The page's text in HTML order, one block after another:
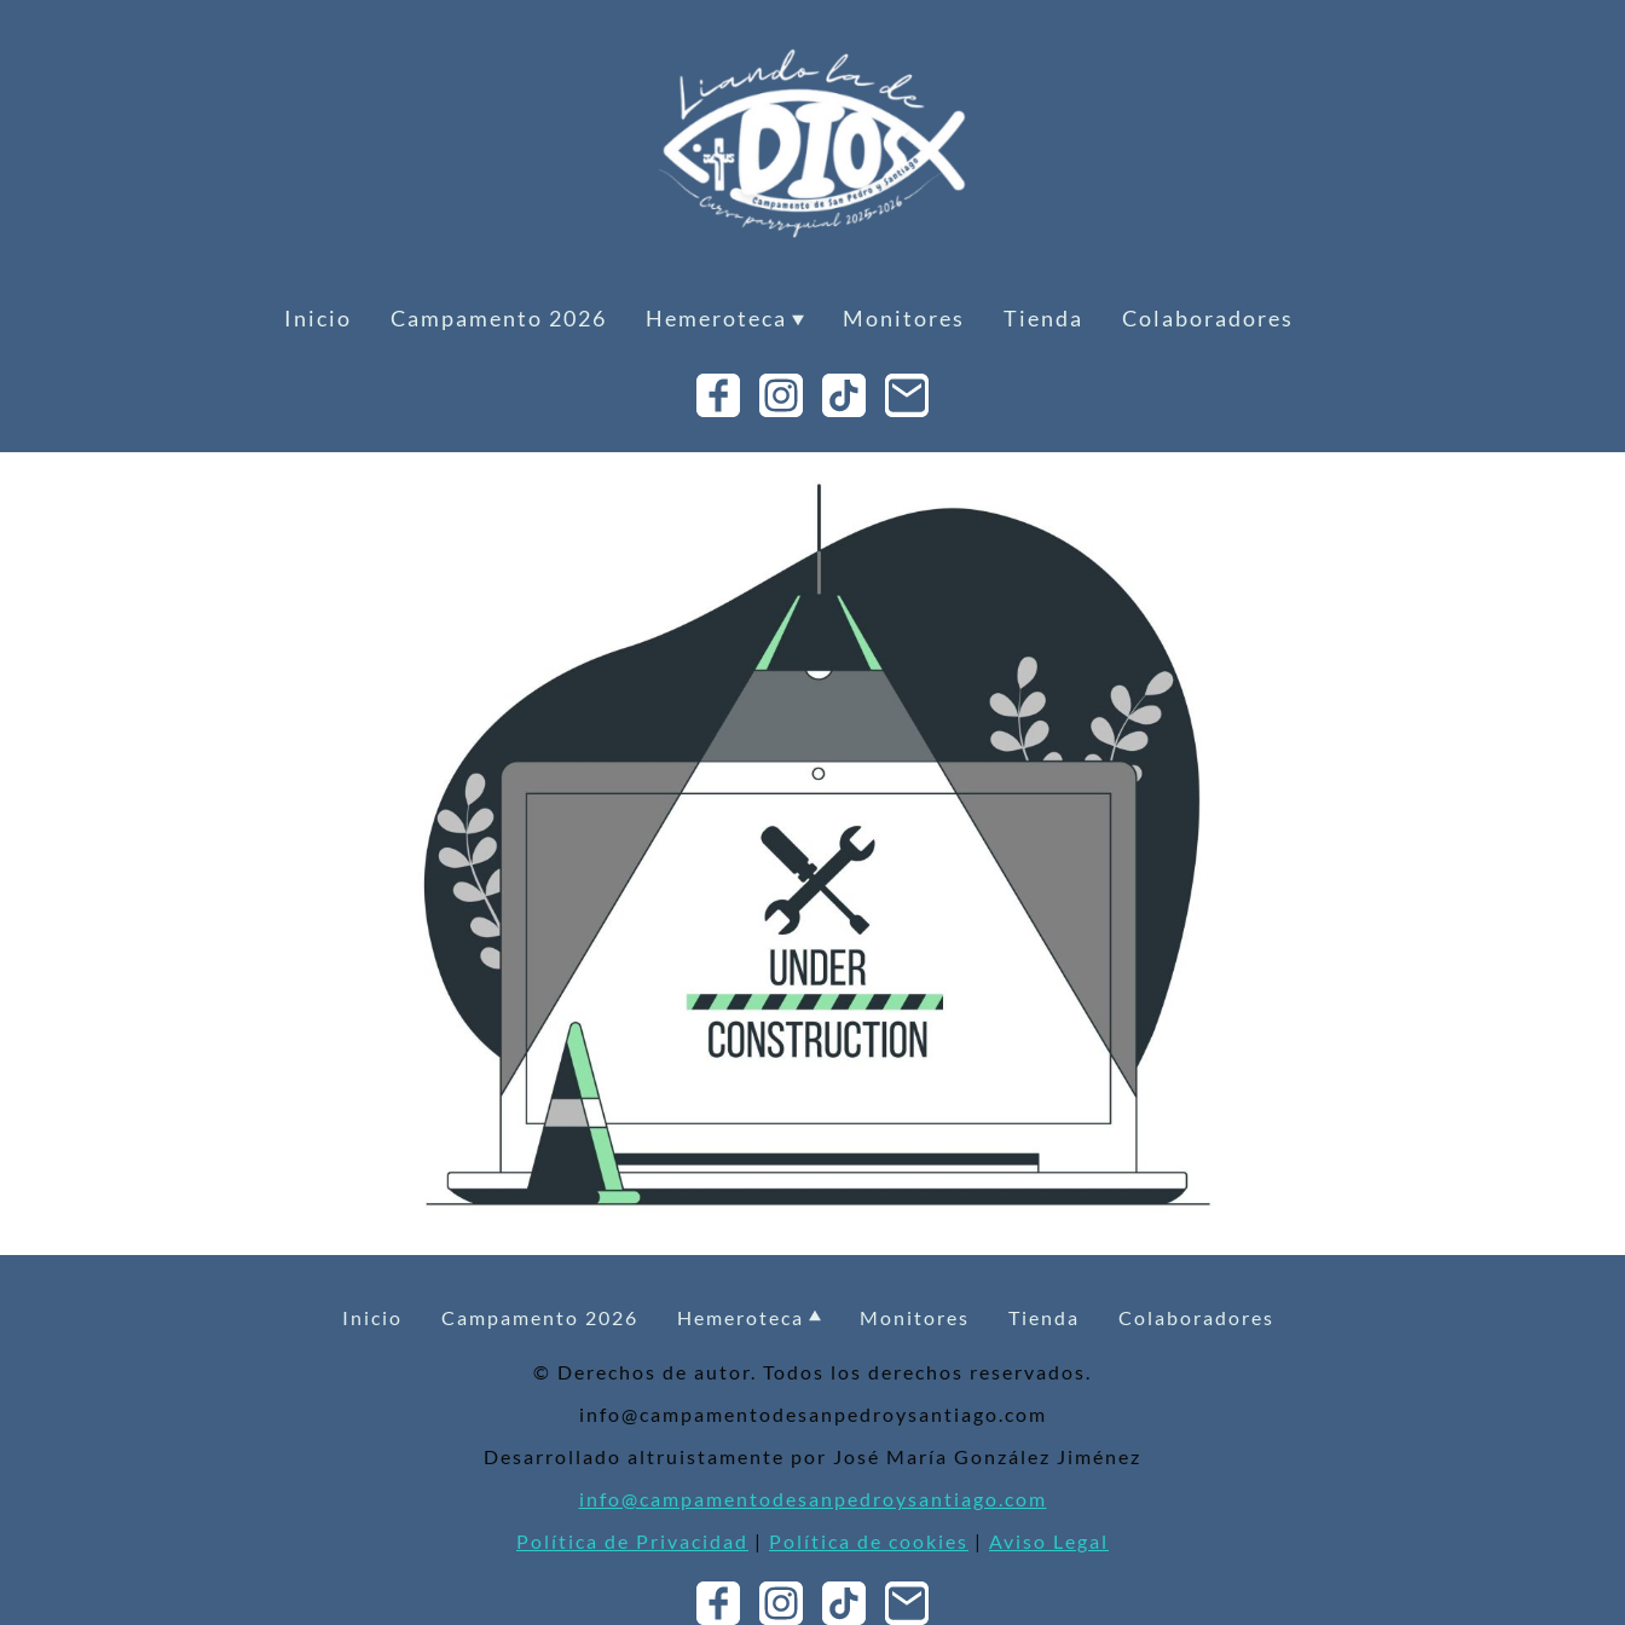
Inicio Campamento 2026 Hemeroteca Monitores Tienda Colaboradores
Inicio Campamento 2026 Hemeroteca Monitores Tienda Colaboradores
© Derechos de autor. Todos los derechos reservados.
info@campamentodesanpedroysantiago.com
Desarrollado altruistamente por José María González Jiménez
info@campamentodesanpedroysantiago.com
Política de Privacidad | Política de cookies | Aviso Legal